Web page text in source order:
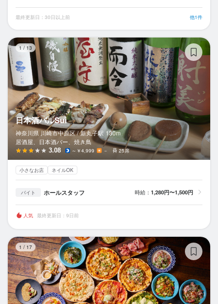
最終更新日：30日以上前 他1件
1/ 13
日本酒バルSui
神奈川県 川崎市中原区 / 新丸子駅 130m
居酒屋、日本酒バー、焼き鳥
3.08 ～￥4,999 － 25席
小さなお店 ネイルOK
バイト ホールスタッフ 時給： 1,280円〜1,500円
人気 最終更新日：9日前
1 / 17